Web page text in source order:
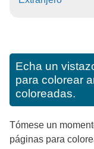
Echa un
para colorear
coloreadas.
Tómese un
páginas para